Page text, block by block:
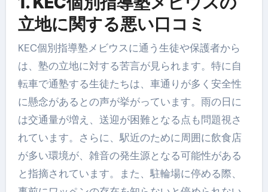
立地に関する悪い口コミ
KEC個別指導塾メビウスに通う生徒や保護者から
は、塾の立地に対する苦言が見られます。特に自
転車で通塾する生徒たちは、車通りが多く安全性
に懸念があるとの声が挙がっています。雨の日に
は交通量が増え、送迎が困難となる点も問題視さ
れています。さらに、駅近のために周囲に飲食店
が多い環境が、雑音の発生源となる可能性がある
と指摘されています。また、駐輪場に停める際、